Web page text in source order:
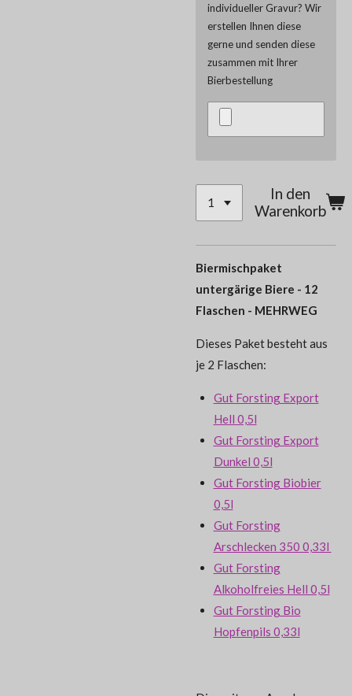
individueller Gravur? Wir
erstellen Ihnen diese
gerne und senden diese
zusammen mit Ihrer
Bierbestellung
In den
Warenkorb
Biermischpaket
untergärige Biere - 12
Flaschen - MEHRWEG
Dieses Paket besteht aus
je 2 Flaschen:
Gut Forsting Export
Hell 0,5l
Gut Forsting Export
Dunkel 0,5l
Gut Forsting Biobier
0,5l
Gut Forsting
Arschlecken 350 0,33l
Gut Forsting
Alkoholfreies Hell 0,5l
Gut Forsting Bio
Hopfenpils 0,33l